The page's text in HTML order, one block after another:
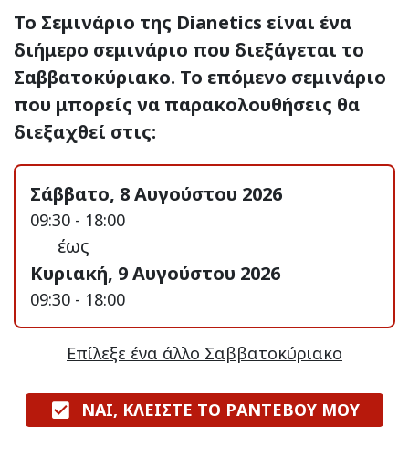
Το Σεμινάριο της Dianetics είναι ένα
διήμερο σεμινάριο που διεξάγεται το
Σαββατοκύριακο. Το επόμενο σεμινάριο
που μπορείς να παρακολουθήσεις θα
διεξαχθεί στις:
Σάββατο, 8 Αυγούστου 2026
09:30 - 18:00
έως
Κυριακή, 9 Αυγούστου 2026
09:30 - 18:00
Επίλεξε ένα άλλο Σαββατοκύριακο
ΝΑΙ, ΚΛΕΙΣΤΕ ΤΟ ΡΑΝΤΕΒΟΥ ΜΟΥ